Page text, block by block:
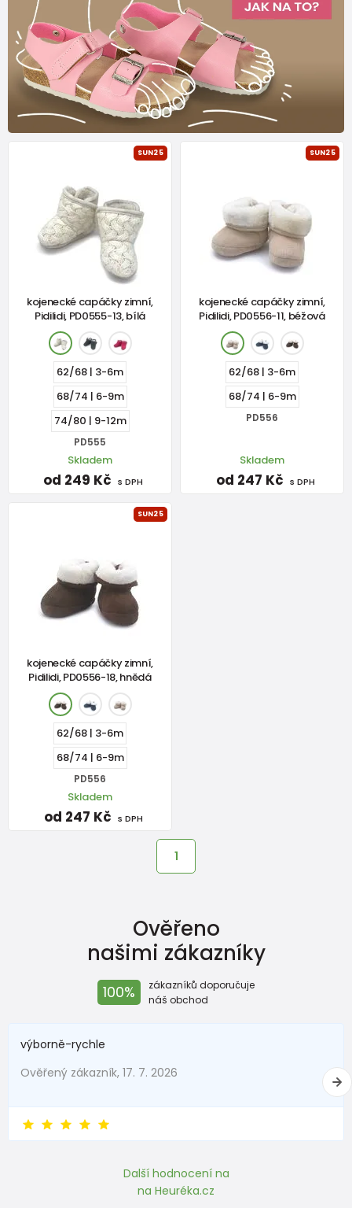
SUN25
kojenecké capáčky zimní,
Pidilidi, PD0555-13, bílá
62/68 | 3-6m
68/74 | 6-9m
74/80 | 9-12m
PD555
Skladem
od 249 Kč s DPH
SUN25
kojenecké capáčky zimní,
Pidilidi, PD0556-11, béžová
62/68 | 3-6m
68/74 | 6-9m
PD556
Skladem
od 247 Kč s DPH
SUN25
kojenecké capáčky zimní,
Pidilidi, PD0556-18, hnědá
62/68 | 3-6m
68/74 | 6-9m
PD556
Skladem
od 247 Kč s DPH
1
Ověřeno
našimi zákazníky
100%
zákazníků doporučuje
náš obchod
výborně-rychle
Ověřený zákazník, 17. 7. 2026
Další hodnocení na
na Heuréka.cz